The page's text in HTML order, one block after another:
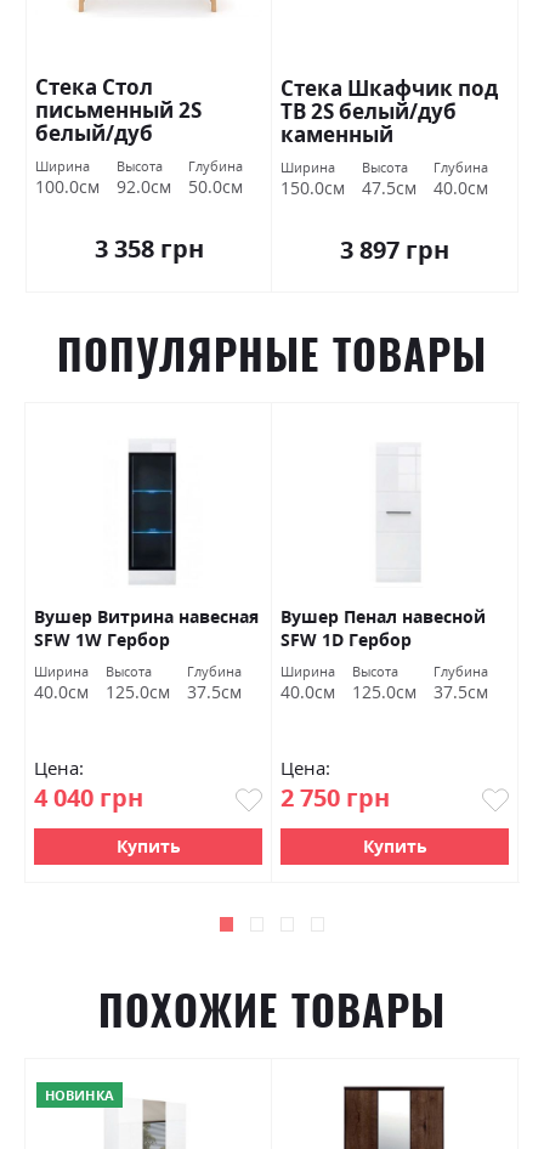
Стека Стол
письменный 2S
белый/дуб
каменный
Ширина
100.0см
Высота
92.0см
Глубина
50.0см
3 358 грн
Стека Шкафчик под
ТВ 2S белый/дуб
каменный
Ширина
150.0см
Высота
47.5см
Глубина
40.0см
3 897 грн
ПОПУЛЯРНЫЕ ТОВАРЫ
Вушер Витрина навесная
SFW 1W Гербор
Ширина
40.0см
Высота
125.0см
Глубина
37.5см
Цена:
4 040 грн
Купить
Вушер Пенал навесной
SFW 1D Гербор
Ширина
40.0см
Высота
125.0см
Глубина
37.5см
Цена:
2 750 грн
Купить
ПОХОЖИЕ ТОВАРЫ
НОВИНКА